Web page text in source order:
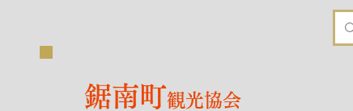
鋸南町観光協会